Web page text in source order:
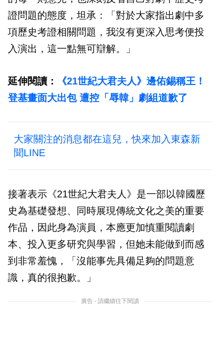
證問題的態度，坦承：「對於大家指出劇中多
項歷史考證相關問題，我沒有更深入思考便投
入演出，這一點無可辯解。」
延伸閱讀：
《21世紀大君夫人》邊佑錫稱王！
登基畫面大出包 遭控「辱韓」劇組道歉了
大家關注的消息都在這兒，快來加入東森新
聞LINE
接著表示《21世紀大君夫人》是一部以韓國歷
史為基礎發想、同時展現傳統文化之美的重要
作品，因此身為演員，本應更加慎重閱讀劇
本、投入更多研究與學習，但她未能做到而感
到非常羞愧，「沒能事先具備足夠的問題意
識，真的很抱歉。」
廣告 - 請繼續往下閱讀